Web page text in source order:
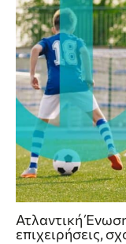
Ατλαντική
επιχειρήσεις,